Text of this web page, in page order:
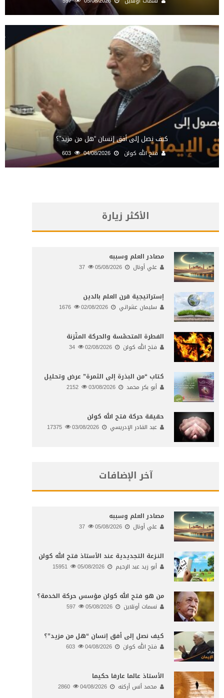
كيف نصل إلى أفق إنسان “هل من مزيد”؟
فتح الله كولن 04/08/2026
الأكثر زيارة
مصادر العلم وسببه
علي أونال 05/08/2026
إستراتيجية قرن العلم بالدين
سليمان عشراتي 02/08/2026
الفطرة المتحمّسة والحركة المتّزنة
فتح الله كولن 02/08/2026
كتاب “من البذرة إلى الثمرة” عرض وتحليل
أبو بكر محمد 03/08/2026
حقيقة حركة فتح الله كولن
عبد القادر الإدريسي 03/08/2026
آخر الإضافات
مصادر العلم وسببه
علي أونال 05/08/2026
النـزعة التجديدية عند الأستاذ فتح الله كولن
أبو زيد عبد الرحيم 05/08/2026
من هو فتح الله كولن مؤسس حركة الخدمة؟
نسمات أونلاين 05/08/2026
كيف نصل إلى أفق إنسان “هل من مزيد”؟
فتح الله كولن 04/08/2026
الأستاذ عالما عارفا حكيما
محمد أنس أركنه 04/08/2026